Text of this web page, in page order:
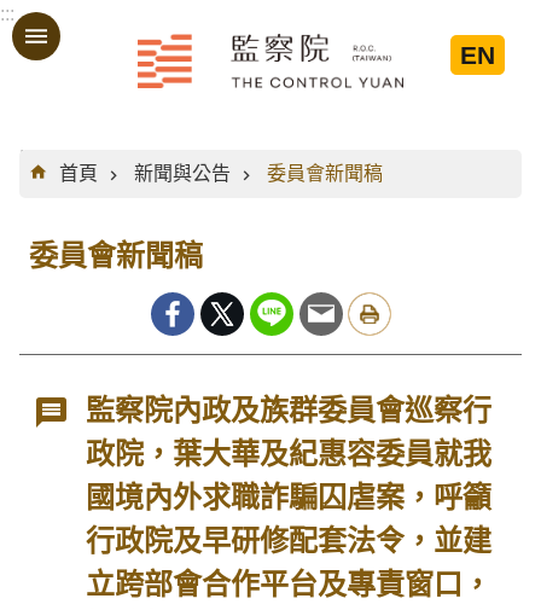
跳到主要內容區塊
:::
EN
:::
首頁
新聞與公告 委員會新聞稿
委員會新聞稿
監察院內政及族群委員會巡察行
政院，葉大華及紀惠容委員就我
國境內外求職詐騙囚虐案，呼籲
行政院及早研修配套法令，並建
立跨部會合作平台及專責窗口，